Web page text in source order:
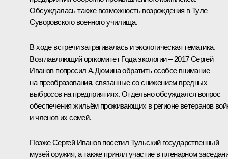
Обсуждалась также возможность возрождения в Туле
Суворовского военного училища.
В ходе встречи затрагивалась и экологическая тематика.
Возглавляющий оргкомитет Года экологии – 2017 Сергей
Иванов попросил А.Дюмина обратить особое внимание
на преобразования, связанные со снижением вредных
выбросов на предприятиях. Отдельно обсуждался вопрос
обеспечения жильём проживающих в регионе ветеранов
и членов их семей.
Позже Сергей Иванов посетил Тульский государственный
музей оружия, а также принял участие в пленарном